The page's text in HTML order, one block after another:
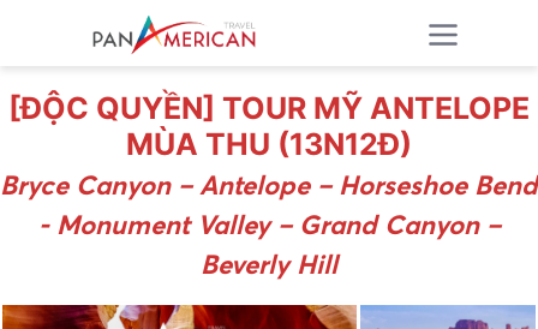
[ĐỘC QUYỀN] TOUR MỸ ANTELOPE
MÙA THU (13N12Đ)
Bryce Canyon – Antelope – Horseshoe Bend
- Monument Valley – Grand Canyon –
Beverly Hill